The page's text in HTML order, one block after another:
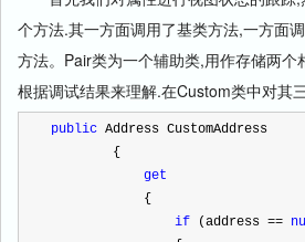
个方法.其一方面调用了基类方法,一方面
方法。 Pair类为一个辅助类,用作存储两
根据调试结果来理解.在Custom类中对其
public Address CustomAddress
        {
get
            {
if (address ==